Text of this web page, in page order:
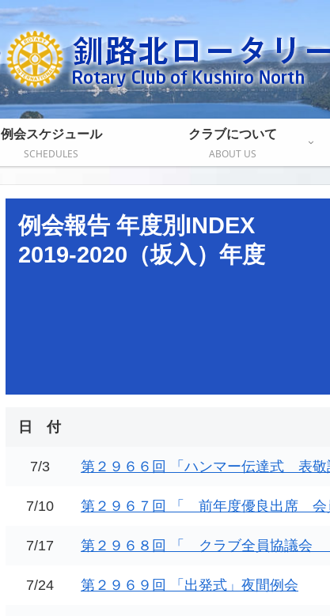
例会スケジュール
SCHEDULES
クラブについて
ABOUT US
例会報告 年度別INDEX
2019-2020（坂入）年度
日 付
7/3 第２９６６回 「ハンマー伝達式 表敬
7/10 第２９６７回 「 前年度優良出席 会
7/17 第２９６８回 「 クラブ全員協議会
7/24 第２９６９回 「出発式」夜間例会